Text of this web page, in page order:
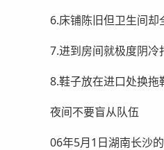
6.床铺陈旧但卫生间却
7.进到房间就极度阴冷
8.鞋子放在进口处换拖
夜间不要盲从队伍
06年5月1日湖南长沙